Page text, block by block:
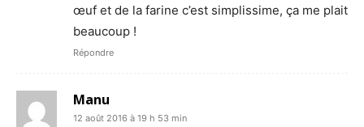
œuf et de la farine c’est simplissime, ça me plait
beaucoup !
Répondre
Manu
12 août 2016 à 19 h 53 min